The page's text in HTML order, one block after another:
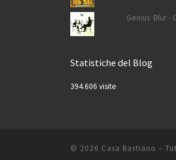
Genius: Blur -
Statistiche del Blog
394.606 visite
© 2026 Casa Bastiano –